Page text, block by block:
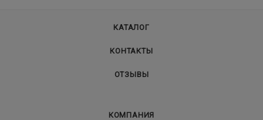
КАТАЛОГ
КОНТАКТЫ
ОТЗЫВЫ
КОМПАНИЯ